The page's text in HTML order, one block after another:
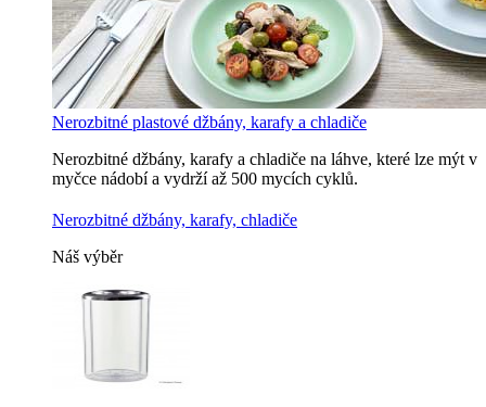
Nerozbitné plastové džbány, karafy a chladiče
Nerozbitné džbány, karafy a chladiče na láhve, které lze mýt v
myčce nádobí a vydrží až 500 mycích cyklů.
Nerozbitné džbány, karafy, chladiče
Náš výběr